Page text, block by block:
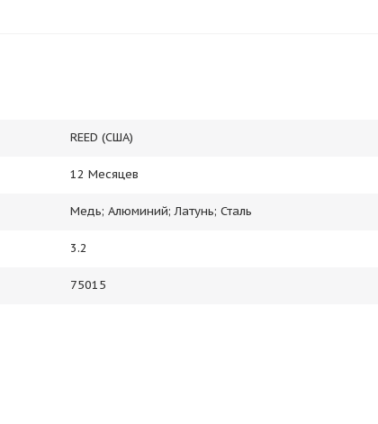
REED (США)
12 Месяцев
Медь; Алюминий; Латунь; Сталь
3.2
75015